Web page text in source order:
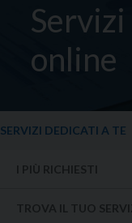
Servizi
online
SERVIZI DEDICATI A TE